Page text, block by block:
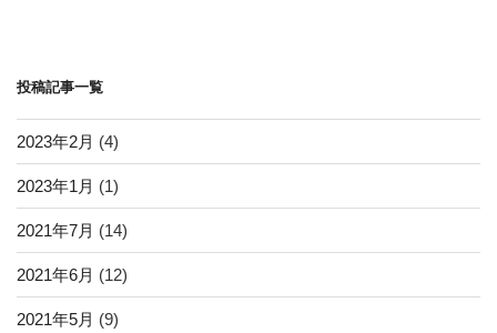
投稿記事一覧
2023年2月 (4)
2023年1月 (1)
2021年7月 (14)
2021年6月 (12)
2021年5月 (9)